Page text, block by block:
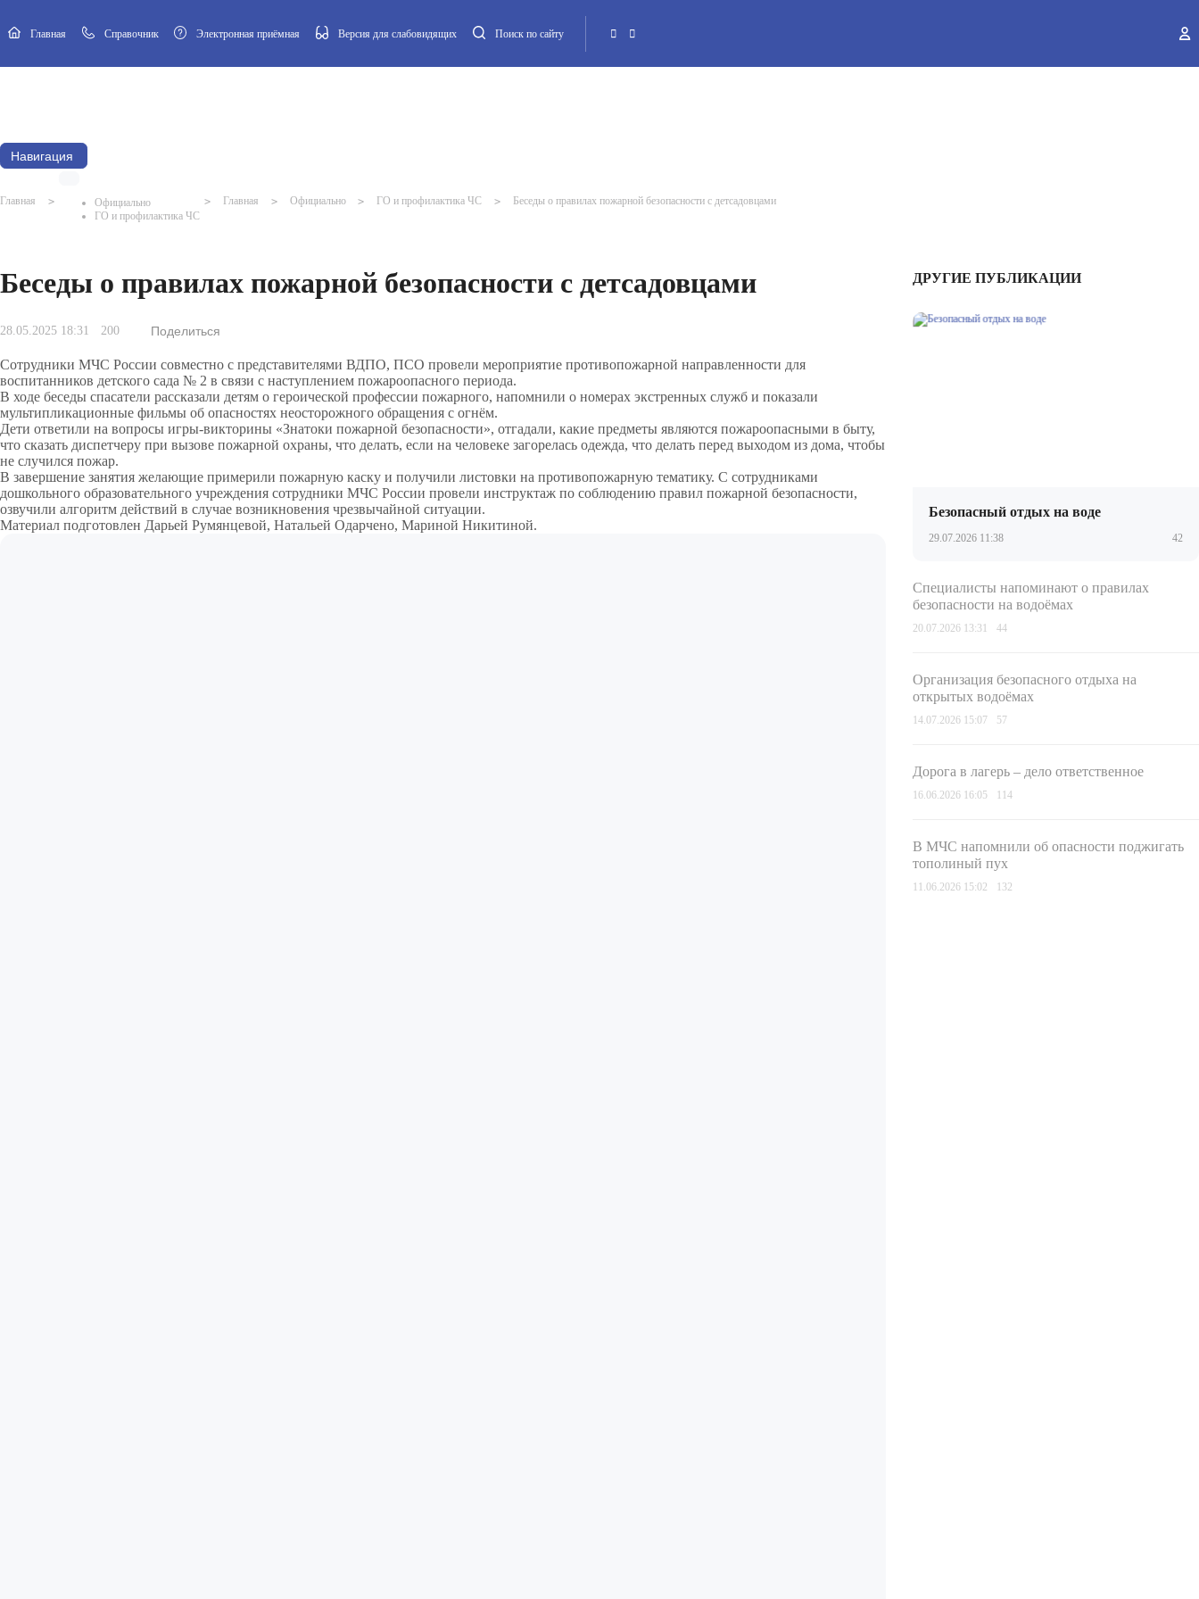
Главная Cправочник Электронная приёмная Версия для слабовидящих Поиск по сайту
Навигация
Главная >
Официально
ГО и профилактика ЧС
> Главная > Официально > ГО и профилактика ЧС > Беседы о правилах пожарной безопасности с детсадовцами
Беседы о правилах пожарной безопасности с детсадовцами
28.05.2025 18:31 200 Поделиться
Сотрудники МЧС России совместно с представителями ВДПО, ПСО провели мероприятие противопожарной направленности для
воспитанников детского сада № 2 в связи с наступлением пожароопасного периода.
В ходе беседы спасатели рассказали детям о героической профессии пожарного, напомнили о номерах экстренных служб и показали
мультипликационные фильмы об опасностях неосторожного обращения с огнём.
Дети ответили на вопросы игры-викторины «Знатоки пожарной безопасности», отгадали, какие предметы являются пожароопасными в быту,
что сказать диспетчеру при вызове пожарной охраны, что делать, если на человеке загорелась одежда, что делать перед выходом из дома, чтобы
не случился пожар.
В завершение занятия желающие примерили пожарную каску и получили листовки на противопожарную тематику. С сотрудниками
дошкольного образовательного учреждения сотрудники МЧС России провели инструктаж по соблюдению правил пожарной безопасности,
озвучили алгоритм действий в случае возникновения чрезвычайной ситуации.
Материал подготовлен Дарьей Румянцевой, Натальей Одарчено, Мариной Никитиной.
ДРУГИЕ ПУБЛИКАЦИИ
Безопасный отдых на воде
29.07.2026 11:38 42
Специалисты напоминают о правилах
безопасности на водоёмах
20.07.2026 13:31 44
Организация безопасного отдыха на
открытых водоёмах
14.07.2026 15:07 57
Дорога в лагерь – дело ответственное
16.06.2026 16:05 114
В МЧС напомнили об опасности поджигать
тополиный пух
11.06.2026 15:02 132